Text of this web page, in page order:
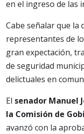
en el ingreso de las
Cabe señalar que la
representantes de
gran expectación,
de seguridad
delictuales en
El senador Manuel
la Comisión de
avanzó con la